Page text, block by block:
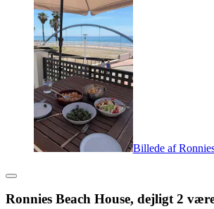
Billede af
Ronnies Beach House, dejligt 2